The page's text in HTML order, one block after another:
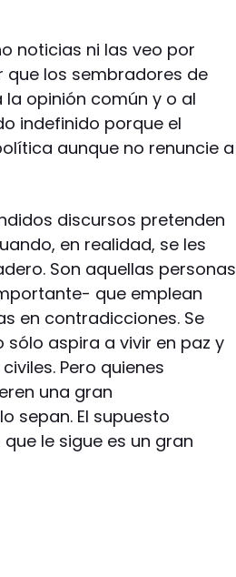
noticias ni las veo por
que los sembradores de
opinión común y o al
indefinido porque el
aunque no renuncie a
discursos pretenden
en realidad, se les
Son aquellas personas
que emplean
en contradicciones. Se
aspira a vivir en paz y
Pero quienes
una gran
sepan. El supuesto
le sigue es un gran